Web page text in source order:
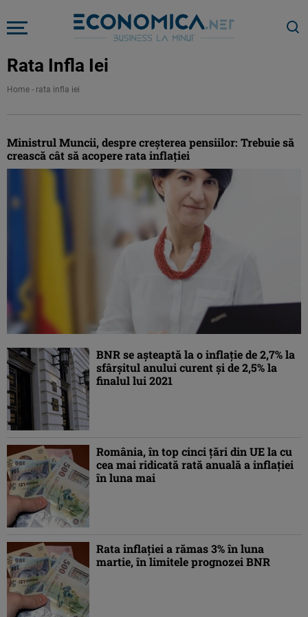
Rata Infla Iei
Home - rata infla iei
Ministrul Muncii, despre creşterea pensiilor: Trebuie să
crească cât să acopere rata inflaţiei
BNR se aşteaptă la o inflaţie de 2,7% la
sfârşitul anului curent şi de 2,5% la
finalul lui 2021
România, în top cinci ţări din UE la cu
cea mai ridicată rată anuală a inflaţiei
în luna mai
Rata inflaţiei a rămas 3% în luna
martie, în limitele prognozei BNR